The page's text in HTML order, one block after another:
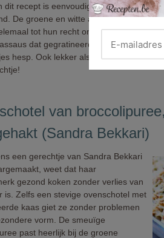
dit recept is eenvoudig en toch
De groene en witte asperges
tot hun recht onder een dun
dat gegratineerd wordt met
hesp. Ook lekker als
van
(Sandra Bekkari)
een gerechtje van Sandra Bekkari
weet dat haar
gezond koken zonder verlies van
is. Zelfs een stevige ovenschotel met
kaas giet ze zonder problemen
vorm. De smeuïge
past heerlijk bij de groene